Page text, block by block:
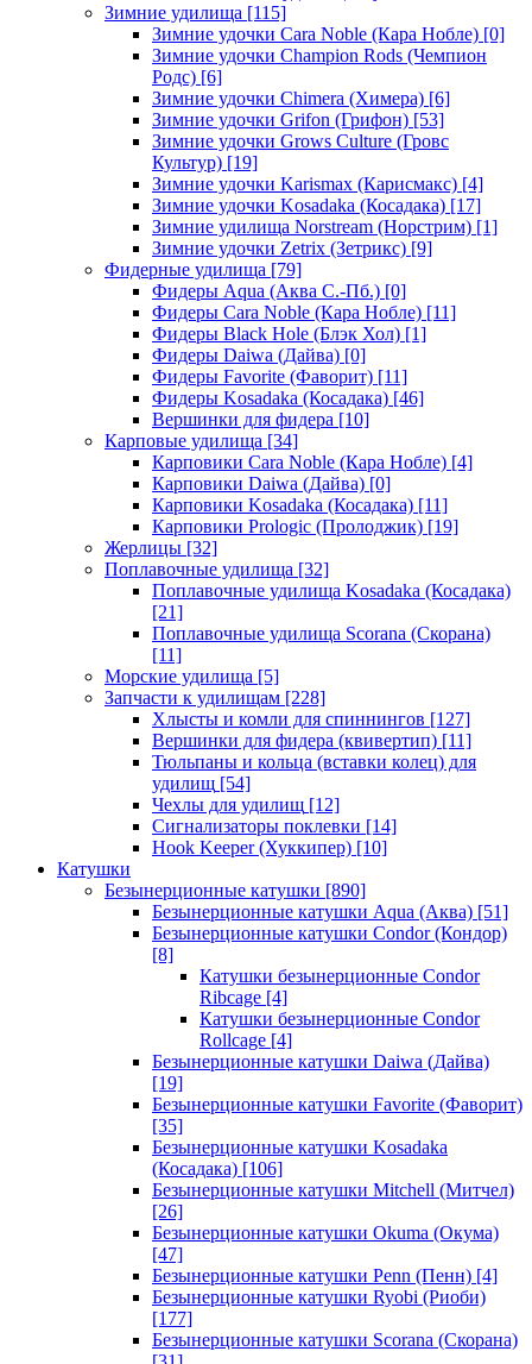
Зимние удилища [115]
Зимние удочки Cara Noble (Кара Нобле) [0]
Зимние удочки Champion Rods (Чемпион
Родс) [6]
Зимние удочки Chimera (Химера) [6]
Зимние удочки Grifon (Грифон) [53]
Зимние удочки Grows Culture (Гровс
Культур) [19]
Зимние удочки Karismax (Карисмакс) [4]
Зимние удочки Kosadaka (Косадака) [17]
Зимние удилища Norstream (Норстрим) [1]
Зимние удочки Zetrix (Зетрикс) [9]
Фидерные удилища [79]
Фидеры Aqua (Аква С.-Пб.) [0]
Фидеры Cara Noble (Кара Нобле) [11]
Фидеры Black Hole (Блэк Хол) [1]
Фидеры Daiwa (Дайва) [0]
Фидеры Favorite (Фаворит) [11]
Фидеры Kosadaka (Косадака) [46]
Вершинки для фидера [10]
Карповые удилища [34]
Карповики Cara Noble (Кара Нобле) [4]
Карповики Daiwa (Дайва) [0]
Карповики Kosadaka (Косадака) [11]
Карповики Prologic (Пролоджик) [19]
Жерлицы [32]
Поплавочные удилища [32]
Поплавочные удилища Kosadaka (Косадака)
[21]
Поплавочные удилища Scorana (Скорана)
[11]
Морские удилища [5]
Запчасти к удилищам [228]
Хлысты и комли для спиннингов [127]
Вершинки для фидера (квивертип) [11]
Тюльпаны и кольца (вставки колец) для
удилищ [54]
Чехлы для удилищ [12]
Сигнализаторы поклевки [14]
Hook Keeper (Хуккипер) [10]
Катушки
Безынерционные катушки [890]
Безынерционные катушки Aqua (Аква) [51]
Безынерционные катушки Condor (Кондор)
[8]
Катушки безынерционные Condor
Ribcage [4]
Катушки безынерционные Condor
Rollcage [4]
Безынерционные катушки Daiwa (Дайва)
[19]
Безынерционные катушки Favorite (Фаворит)
[35]
Безынерционные катушки Kosadaka
(Косадака) [106]
Безынерционные катушки Mitchell (Митчел)
[26]
Безынерционные катушки Okuma (Окума)
[47]
Безынерционные катушки Penn (Пенн) [4]
Безынерционные катушки Ryobi (Риоби)
[177]
Безынерционные катушки Scorana (Скорана)